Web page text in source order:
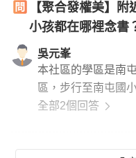
【聚合發權美】
小孩都在哪裡念書
吳元峯
本社區的學區是南
區，步行至南屯國
至萬和國中800公尺
全部2個回答